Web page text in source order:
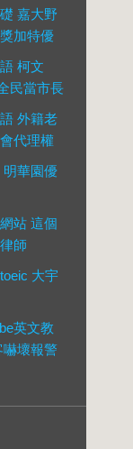
嘉大野
加特優
柯文
民當市長
外籍老
代理權
明華園優
站 這個
師
大宇
英文教
嚇壞報警